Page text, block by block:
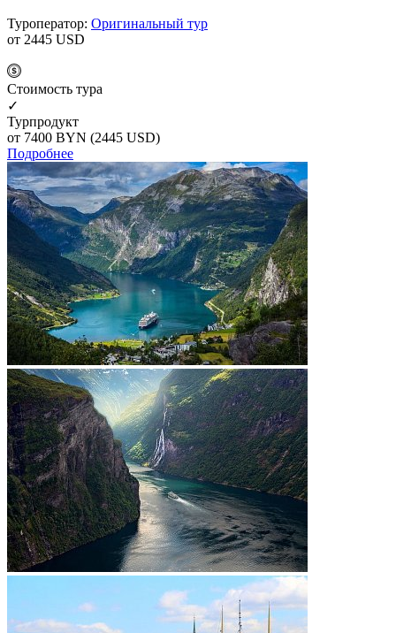
Туроператор: Оригинальный тур
от 2445 USD
Cтоимость тура
✓
Турпродукт
от 7400 BYN (2445 USD)
Подробнее